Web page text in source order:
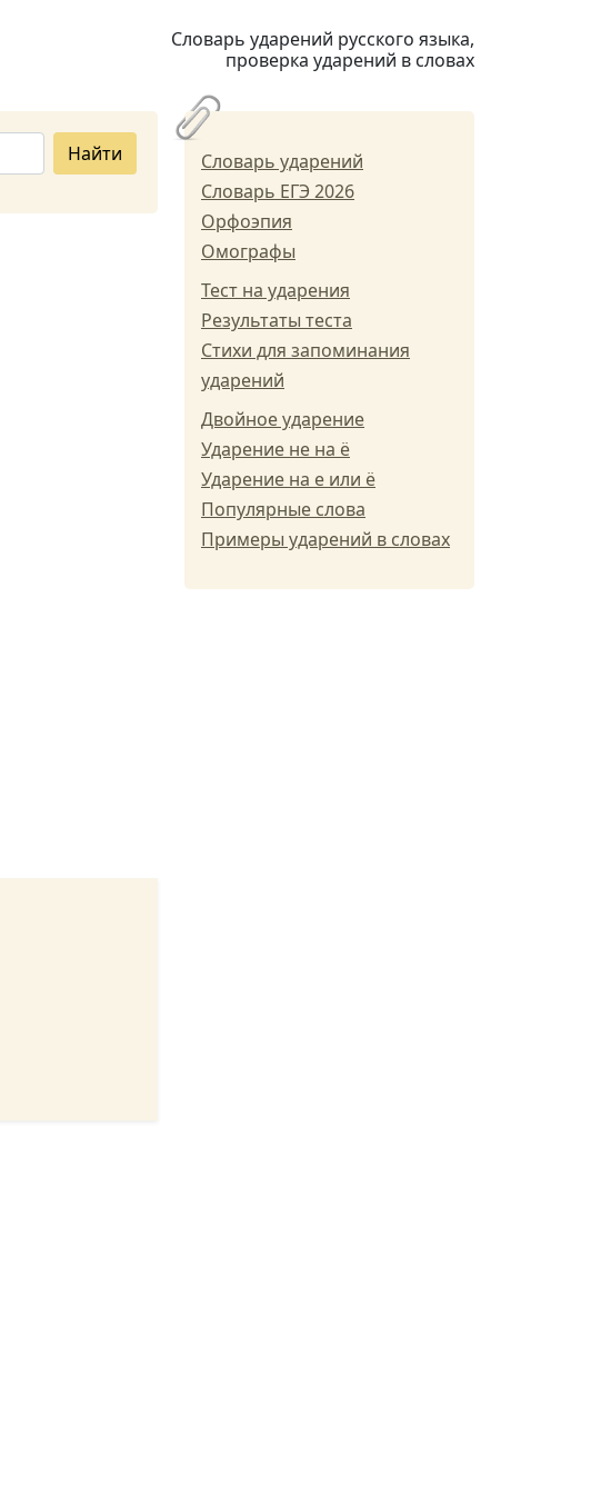
Словарь ударений русского языка,
проверка ударений в словах
Найти
Словарь ударений
Словарь ЕГЭ 2026
Орфоэпия
Омографы
Тест на ударения
Результаты теста
Стихи для запоминания
ударений
Двойное ударение
Ударение не на ё
Ударение на е или ё
Популярные слова
Примеры ударений в словах